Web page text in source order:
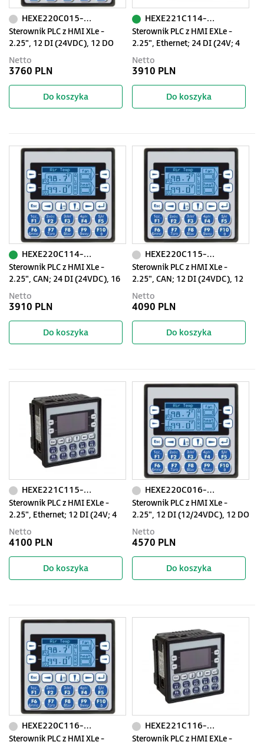
Sterownik PLC z HMI XLe -
2.25", 12 DI (24VDC), 12 DO
(24VDC), 2 AI (0-10V, 0-20mA,
TC, RTD), 2 AO (0-10V, 0-
HEXE220C015-01
Netto
3760 PLN
Do koszyka
Sterownik PLC z HMI EXLe -
2.25", Ethernet; 24 DI (24V; 4
HSC); 16 DO (24V; 2 PWM); 2 AI
(0-10V; 0-20mA; 4-20mA)
HEXE221C114-01
Netto
3910 PLN
Do koszyka
Sterownik PLC z HMI XLe -
2.25", CAN; 24 DI (24VDC), 16
DO (24VDC), 2 AI (0-10V, 0-
20mA); zasilanie 9-30VDC
HEXE220C114-01
Netto
3910 PLN
Do koszyka
Sterownik PLC z HMI XLe -
2.25", CAN; 12 DI (24VDC), 12
DO (24VDC), 2 AI (0-10V, 0-
20mA, TC, RTD), 2 AO (0-10V, 0-
HEXE220C115-01
Netto
4090 PLN
Do koszyka
Sterownik PLC z HMI EXLe -
2.25", Ethernet; 12 DI (24V; 4
HSC); 12 DO (24V; 2 PWM); 2 AI
(0-10V; 0-20mA; 4-20mA; RTD;
20mA)
HEXE221C115-01
Netto
4100 PLN
Do koszyka
Sterownik PLC z HMI XLe -
2.25", 12 DI (12/24VDC), 12 DO
(24VDC), 6 AI (0-10V, 0-20mA,
TC, RTD), 4 AO (0-10V, 0-
HEXE220C016-01
Netto
4570 PLN
Do koszyka
Sterownik PLC z HMI XLe -
HEXE220C116-01
Sterownik PLC z HMI EXLe -
HEXE221C116-01